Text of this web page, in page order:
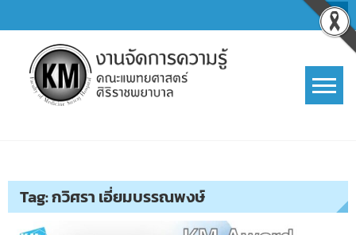
to
content
Tag:กวิศรา เอี่ยมบรรณพงษ์